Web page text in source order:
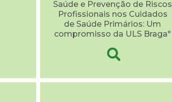
Saúde e Prevenção de Riscos
Profissionais nos Cuidados
de Saúde Primários: Um
compromisso da ULS Braga"